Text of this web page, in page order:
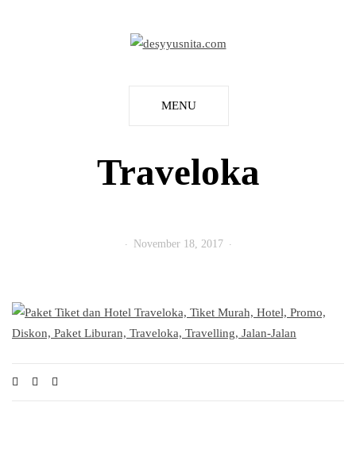
MENU
Traveloka
November 18, 2017